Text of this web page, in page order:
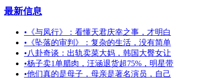
最新信息
• 《与凤行》：看懂天君庆幸之事，才明白
• 《坠落的审判》：复杂的生活，没有简单
•八卦奇谈：出轨卖菜大妈，韩国大臀女让
•杨子卖1单腊肉，汪涵退货超75%，明星带
•他们真的是母子，母亲是著名演员，自己